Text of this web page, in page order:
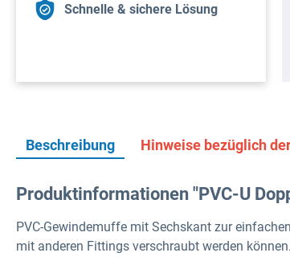
Schnelle & sichere Lösung
Beschreibung Hinweise bezüglich
Produktinformationen "PVC-U
PVC-Gewindemuffe mit Sechskant zur
mit anderen Fittings verschraubt werden